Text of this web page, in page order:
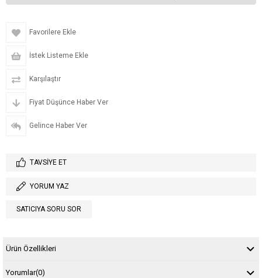
Favorilere Ekle
İstek Listeme Ekle
Karşılaştır
Fiyat Düşünce Haber Ver
Gelince Haber Ver
TAVSIYE ET
YORUM YAZ
SATICIYA SORU SOR
Ürün Özellikleri
Yorumlar(0)